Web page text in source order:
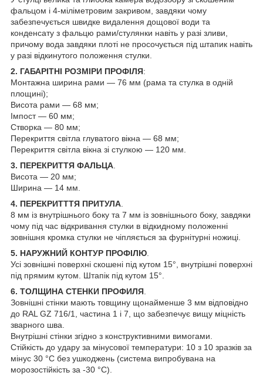
фальцом і 4-міліметровим закривом, завдяки чому
забезпечується швидке видалення дощової води та
конденсату з фальцю рами/стулянки навіть у разі зливи,
причому вода завдяки плоті не просочується під штапик навіть
у разі відкинутого положення стулки.
2. ГАБАРІТНІ РОЗМІРИ ПРОФІЛЯ:
Монтажна ширина рами — 76 мм (рама та стулка в одній
площині);
Висота рами — 68 мм;
Імпост — 60 мм;
Створка — 80 мм;
Перекриття світла глуватого вікна — 68 мм;
Перекриття світла вікна зі стулкою — 120 мм.
3. ПЕРЕКРИТТЯ ФАЛЬЦА
Висота — 20 мм;
Ширина — 14 мм.
4. ПЕРЕКРИТТТЯ ПРИТУЛА
8 мм із внутрішнього боку та 7 мм із зовнішнього боку, завдяки
чому під час відкривання стулки в відкидному положенні
зовнішня кромка стулки не чіпляється за фурнітурні ножиці.
5. НАРУЖНИЙ КОНТУР ПРОФІЛЮ
Усі зовнішні поверхні скошені під кутом 15°, внутрішні поверхні
під прямим кутом. Штапік під кутом 15°.
6. ТОЛЩИНА СТЕНКИ ПРОФИЛЯ
Зовнішні стінки мають товщину щонайменше 3 мм відповідно
до RAL GZ 716/1, частина 1 і 7, що забезпечує вищу міцність
зварного шва.
Внутрішні стінки згідно з конструктивними вимогами.
Стійкість до удару за мінусової температури: 10 з 10 зразків за
мінус 30 °C без ушкоджень (система випробувана на
морозостійкість за -30 °C).